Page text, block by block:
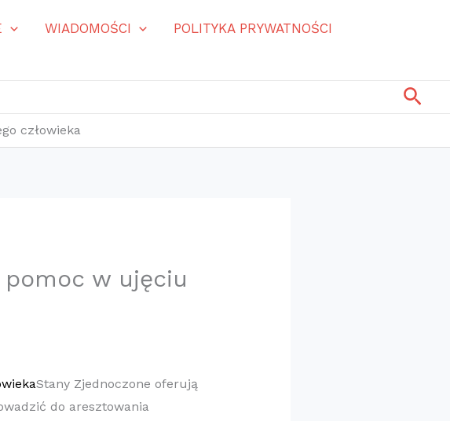
WIADOMOŚCI
POLITYKA PRYWATNOŚCI
człowieka
w ujęciu
Stany Zjednoczone oferują
do aresztowania